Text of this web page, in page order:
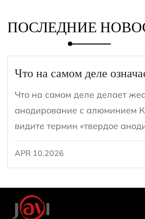
ПОСЛЕДНИЕ
Что на самом деле делает
анодирование с алюминием Когда вы
видите термин «твердое
сковороде, он относится к
электрохимической обработке
называется ж...
APR 10.2026